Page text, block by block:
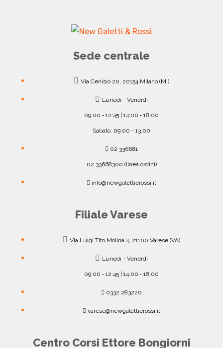
Sede centrale
Via Cenisio 20, 20154 Milano (MI)
Lunedì - Venerdì
09:00 ‐ 12:45 | 14:00 ‐ 18:00
Sabato: 09:00 - 13.00
02 336681
02 33668300 (linea ordini)
info@newgalettierossi.it
Filiale Varese
Via Luigi Tito Molina 4, 21100 Varese (VA)
Lunedì - Venerdì
09:00 ‐ 12:45 | 14:00 ‐ 18:00
0332 283220
varese@newgalettierossi.it
Centro Corsi Ettore Bongiorni